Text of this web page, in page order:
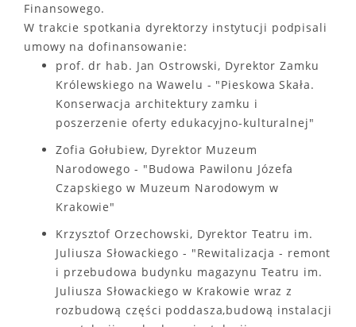
Finansowego.
W trakcie spotkania dyrektorzy instytucji podpisali
umowy na dofinansowanie:
prof. dr hab. Jan Ostrowski, Dyrektor Zamku
Królewskiego na Wawelu - "Pieskowa Skała.
Konserwacja architektury zamku i
poszerzenie oferty edukacyjno-kulturalnej"
Zofia Gołubiew, Dyrektor Muzeum
Narodowego - "Budowa Pawilonu Józefa
Czapskiego w Muzeum Narodowym w
Krakowie"
Krzysztof Orzechowski, Dyrektor Teatru im.
Juliusza Słowackiego - "Rewitalizacja - remont
i przebudowa budynku magazynu Teatru im.
Juliusza Słowackiego w Krakowie wraz z
rozbudową części poddasza,budową instalacji